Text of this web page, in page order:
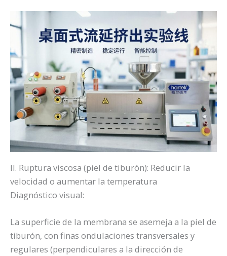
II. Ruptura viscosa (piel de tiburón): Reducir la
velocidad o aumentar la temperatura
Diagnóstico visual:
La superficie de la membrana se asemeja a la piel de
tiburón, con finas ondulaciones transversales y
regulares (perpendiculares a la dirección de